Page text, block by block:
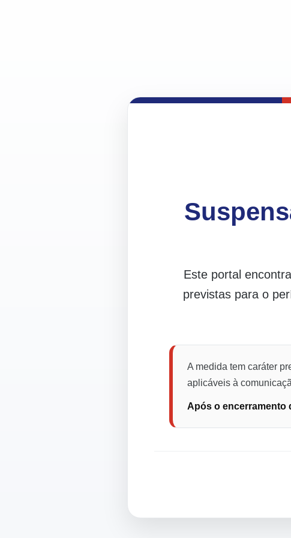
Este portal
previstas para o
A medida tem caráter
aplicáveis à
Após o encerramento